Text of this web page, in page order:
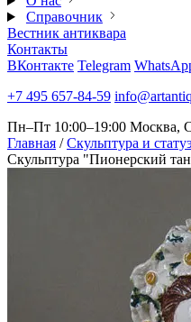
Справочник
Вестник антиквара
Контакты
ВКонтакте Telegram
+7 495 657-84-59
Пн–Пт 10:00–19:00 Москва,
Главная / Скульптура и
Скульптура "Пионерский